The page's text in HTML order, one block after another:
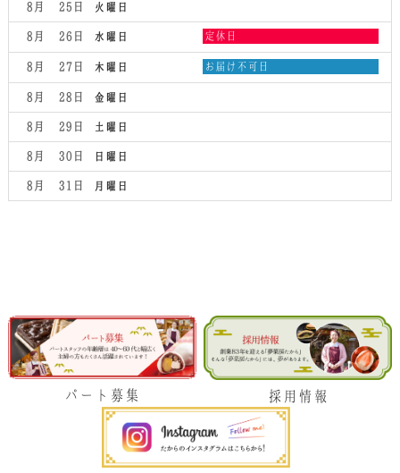
火曜日
8月 25
水曜日
8月 26
水
日,
8
2026
定休日
木曜日
8月 27
木
お届け不可日
金曜日
8月 28
土曜日
8月 29
日曜日
8月 30
月曜日
8月 31
パート募集 採用情報